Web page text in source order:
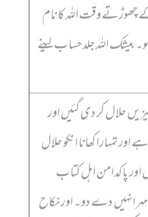
چھوڑتے وقت اللہ کا نام
بیشک اللہ جلد حساب لینے
حلال کر دی گئیں اور
اور تمہارا کھانا انکو حلال
پاکدامن اہل کتاب
انہیں دے دو۔ اور نکاح